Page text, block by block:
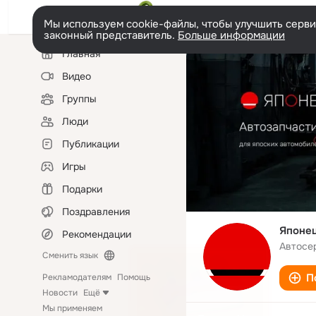
Мы используем cookie-файлы, чтобы улучшить
законный представитель. Больше информации
Левая
колонкаГлавная
Видео
Группы
Люди
Публикации
Игры
Подарки
Поздравления
Рекомендации
Сменить язык
Рекламодателям Помощь
Новости Ещё
Мы применяем